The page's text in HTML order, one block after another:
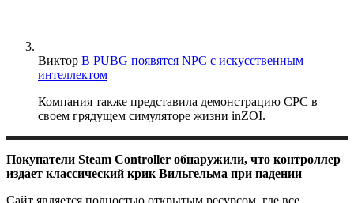
Виктор В PUBG появятся NPC с искусственным
интеллектом
Компания также представила демонстрацию CPC в
своем грядущем симуляторе жизни inZOI.
Покупатели Steam Controller обнаружили, что контроллер
издает классический крик Вильгельма при падении
Сайт является полностью открытым ресурсом, где все